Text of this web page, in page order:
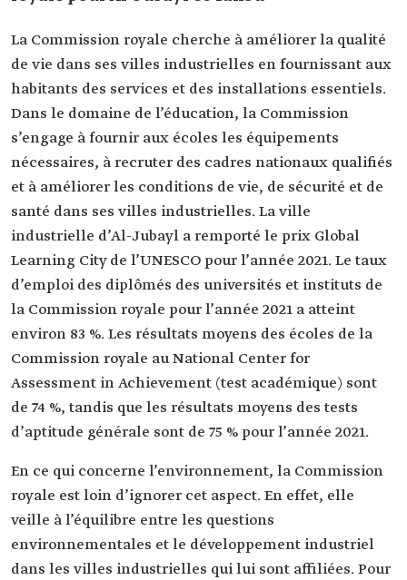
La Commission royale cherche à améliorer la qualité
de vie dans ses villes industrielles en fournissant aux
habitants des services et des installations essentiels.
Dans le domaine de l’éducation, la Commission
s’engage à fournir aux écoles les équipements
nécessaires, à recruter des cadres nationaux qualifiés
et à améliorer les conditions de vie, de sécurité et de
santé dans ses villes industrielles. La ville
industrielle d’Al-Jubayl a remporté le prix Global
Learning City de l’UNESCO pour l’année 2021. Le taux
d’emploi des diplômés des universités et instituts de
la Commission royale pour l’année 2021 a atteint
environ 83 %. Les résultats moyens des écoles de la
Commission royale au National Center for
Assessment in Achievement (test académique) sont
de 74 %, tandis que les résultats moyens des tests
d’aptitude générale sont de 75 % pour l’année 2021.
En ce qui concerne l’environnement, la Commission
royale est loin d’ignorer cet aspect. En effet, elle
veille à l’équilibre entre les questions
environnementales et le développement industriel
dans les villes industrielles qui lui sont affiliées. Pour